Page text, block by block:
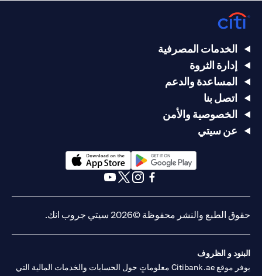
الخدمات المصرفية
إدارة الثروة
المساعدة والدعم
اتصل بنا
الخصوصية والأمن
عن سيتي
(opens in a new tab)
حقوق الطبع والنشر محفوظة ©2026 سيتي جروب انك.
البنود و الظروف
يوفر موقع Citibank.ae معلوماتٍ حول الحسابات والخدمات المالية التي